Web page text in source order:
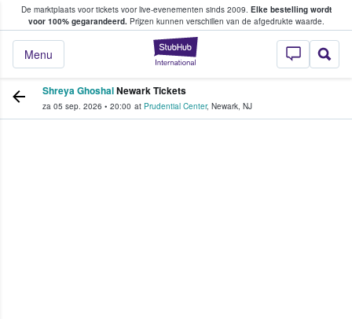
De marktplaats voor tickets voor live-evenementen sinds 2009. Elke bestelling wordt
voor 100% gegarandeerd.Prijzen kunnen verschillen van de afgedrukte waarde.
StubHub: waar
Menu
tickets kopen en verkopen
Shreya GhoshalNewark Tickets
za 05 sep. 2026 • 20:00 at Prudential Center, Newark, NJ